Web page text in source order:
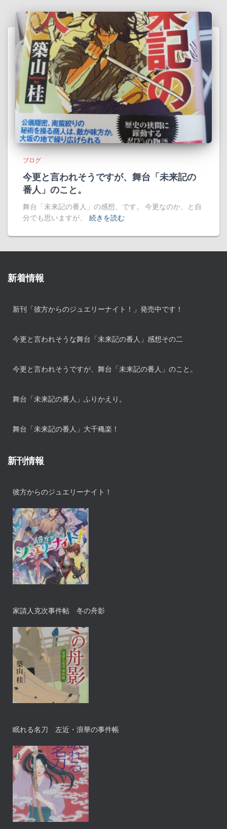
ブログ
今更と言われそうですが、舞台「未来記の
番人」のこと。
舞台「未来記の番人」の感想、です。 今更なのか、と自
分でも思いますが、
続きを読む
新着情報
新刊「彼方からのジュエリーナイト！」発売中です！
今更と言われそうな舞台「未来記の番人」感想その二
今更と言われそうですが、舞台「未来記の番人」のこと。
舞台「未来記の番人」ふりかえり。
舞台「未来記の番人」大千穐楽！
新刊情報
彼方からのジュエリーナイト！
家請人克次事件帖 冬の舟影
眠れる名刀 左近・浪華の事件帳